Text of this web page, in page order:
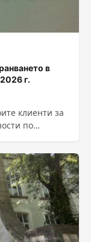
в
г.
клиенти за
по